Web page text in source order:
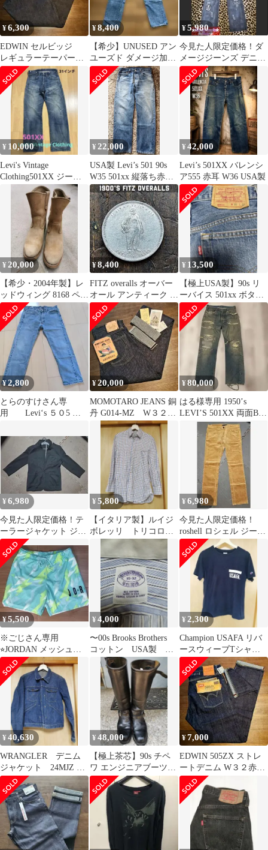
¥6,300
EDWIN セルビッジ
レギュラーテーパード
W３２赤耳 新品試着の
み
¥8,400
【希少】UNUSED アン
ユーズド ダメージ加工
デニム 501XXタイ
プ 2
¥5,980
今見た人限定価格！ダ
メージジーンズ デニム
スカル ワーク カーゴ
¥ 10,000
Levi's Vintage
Clothing501XX ジーン
ズ復刻版
¥ 22,000
USA製 Levi’s 501 90s
W35 501xx 縦落ち赤タ
ブ 552
¥42,000
Levi’s 501XX バレンシ
ア555 赤耳 W36 USA製
¥ 20,000
【希少・2004年製】レ
ッドウィング 8168 ペコ
スブーツ スエード 8.5E
¥8,400
FITZ overalls オーバー
オール アンティーク ビ
ンテージ
¥ 13,500
【極上USA製】90s リ
ーバイス 501xx ボタン
裏520 W35 L32
¥2,800
とらのすけさん専
用 Levi‘s ５０5 ア
¥20,000
MOMOTARO JEANS 銅
丹 G014-MZ W３２
新品 試着のみ
¥80,000
はる様専用 1950’s
LEVI’S 501XX 両面BIG
¥6,980
今見た人限定価格！テ
ーラージャケット ジャ
ケット Mサイズ
¥5,800
【イタリア製】ルイジ
ボレッリ トリコロー
ルチェックシャツ 定
価約47000円ほど
¥6,980
今見た人限定価格！
roshell ロシェル ジーン
ズ デニム Lサイズ
¥5,500
※ごじさん専用
⭐︎JORDAN メッシュシ
ョートパンツ
¥4,000
〜00s Brooks Brothers
コットン USA製 ク
レリックシャツ
¥2,300
Champion USAFA リバ
ースウィーブTシャツ
フェードネイビー
¥40,630
WRANGLER デニム
ジャケット 24MJZ 70s
60s 棒タロン
¥48,000
【極上茶芯】90s チペ
ワ エンジニアブーツ
8.5D プリント黒タグ
PT91
¥7,000
EDWIN 505ZX ストレ
ートデニム W３２赤耳
シンチバック 新品未着
用